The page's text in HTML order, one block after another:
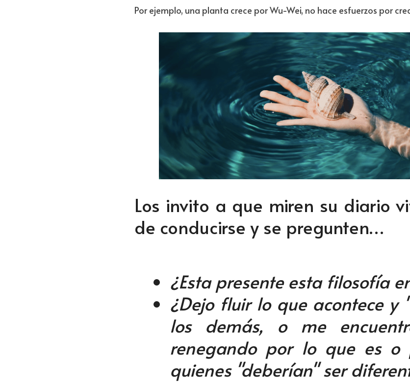
Por ejemplo, una planta crece por Wu-Wei, no hace esfuerzos por
Los invito a que miren su diario
de conducirse y se pregunten…
¿Esta presente esta filosofía
¿Dejo fluir lo que acontece y
los demás, o me
renegando por lo que es o
quienes "deberían" ser